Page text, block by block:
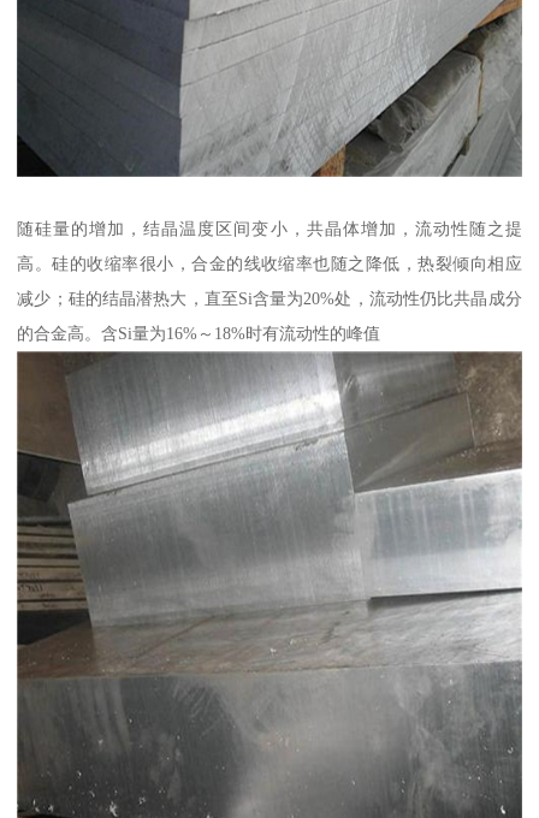
随硅量的增加，结晶温度区间变小，共晶体增加，流动性随之提
高。硅的收缩率很小，合金的线收缩率也随之降低，热裂倾向相应
减少；硅的结晶潜热大，直至Si含量为20%处，流动性仍比共晶成分
的合金高。含Si量为16%～18%时有流动性的峰值